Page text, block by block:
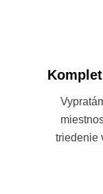
triedenie